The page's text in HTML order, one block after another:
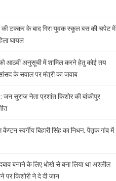
की टक्कर के बाद गिरा युवक स्कूल बस की चपेट में
घायल
आठवीं अनुसूची में शामिल करने हेतु कोई तय
के सवाल पर मंत्री का जवाब
सुराज नेता प्रशांत किशोर की बांकीपुर
स्वर्गीय बिहारी सिंह का निधन, पैतृक गांव में
बनाने के लिए धोखे से बना लिया था अश्लील
पर किशोरी ने दे दी जान